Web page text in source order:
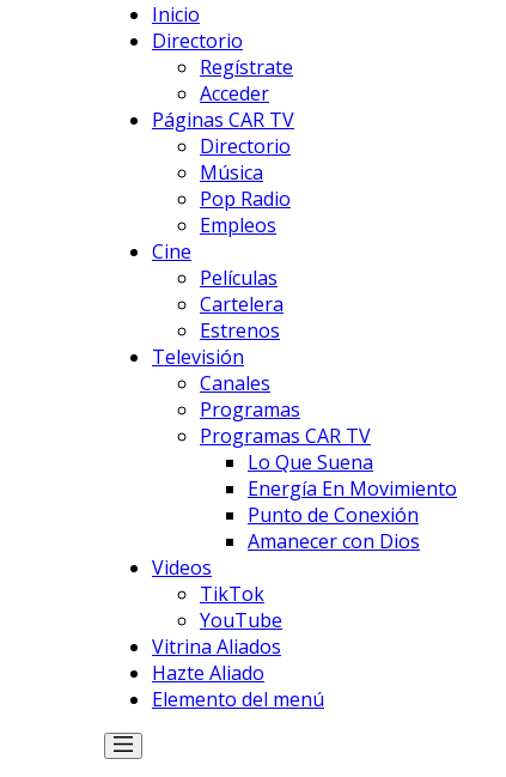
Inicio
Directorio
Regístrate
Acceder
Páginas CAR TV
Directorio
Música
Pop Radio
Empleos
Cine
Películas
Cartelera
Estrenos
Televisión
Canales
Programas
Programas CAR TV
Lo Que Suena
Energía En Movimiento
Punto de Conexión
Amanecer con Dios
Videos
TikTok
YouTube
Vitrina Aliados
Hazte Aliado
Elemento del menú